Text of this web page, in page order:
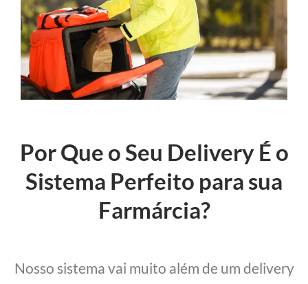
Por Que o Seu Delivery É o
Sistema Perfeito para sua
Farmárcia?
Nosso sistema vai muito além de um delivery